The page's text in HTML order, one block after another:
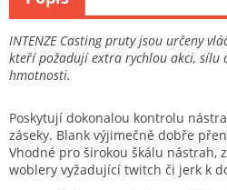
INTENZE Casting pruty jsou určeny
kteří požadují extra rychlou akci,
hmotnosti.
Poskytují dokonalou kontrolu
záseky. Blank výjimečně dobře
Vhodné pro širokou škálu nástrah,
woblery vyžadující twitch či jerk k